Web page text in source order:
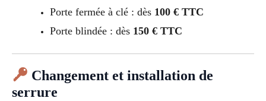
Porte fermée à clé : dès 100 € TTC
Porte blindée : dès 150 € TTC
Changement et installation de
serrure